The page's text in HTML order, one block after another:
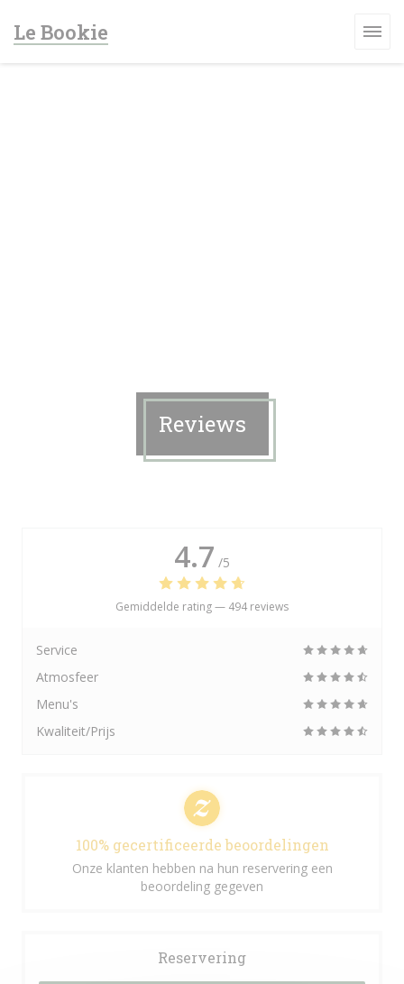
Le Bookie
Reviews
4.7 /5
Gemiddelde rating — 494 reviews
Service
Atmosfeer
Menu's
Kwaliteit/Prijs
100% gecertificeerde beoordelingen
Onze klanten hebben na hun reservering een
beoordeling gegeven
Reservering